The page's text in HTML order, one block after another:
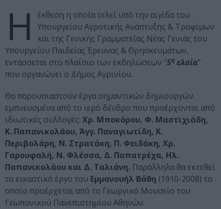
Η
έκθεση η οποία τελεί υπό την αιγίδα του
Υπουργείου Αγροτικής Ανάπτυξης & Τροφίμων
και της Γενικής Γραμματείας Νέας Γενιάς του
Υπουργείου Παιδείας Έρευνας & Θρησκευμάτων,
εντάσσεται στο πλαίσιο των εκδηλώσεων “5η ελαία”
που οργανώνει ο Δήμος Αγρινίου.
Θα παρουσιαστούν έργα σημαντικών δημιουργών
εμπνευσμένα από το ιερό δένδρο που προέρχονται από
ιδιωτικές συλλογές: Χρ. Μποκόρου, Φ. Μαστιχιάδη,
Κ. Παπανικολάου, Άγγ. Παναγιωτίδη, Κ.
Περιβολάρη, Ν. Στρατάκη, Π. Φειδάκη, Χρ.
Γαρουφαλή, Ν. Φλέσσα, Δ. Παπατρέχα, Ηλ.
Παπανικολάου και Δ. Ταλιάνη. Παράλληλα θα εκτεθεί
το εικαστικό έργο του Εμμανουήλ Βάθη (1910-2008) το
οποίο προέρχεται από το Γεωργικό Μουσείο του
Γεωπονικού Πανεπιστημίου Αθηνών.